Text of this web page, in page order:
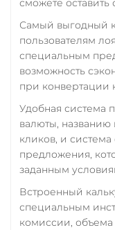
сможете
Самый выгодный
пользователям
специальным
возможность
при конвертации
Удобная система
валюты,
кликов, и система
предложения,
заданным
Встроенный
специальным
комиссии,